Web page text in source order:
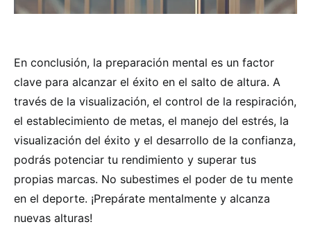
En conclusión, la preparación mental es un factor
clave para alcanzar el éxito en el salto de altura. A
través de la visualización, el control de la respiración,
el establecimiento de metas, el manejo del estrés, la
visualización del éxito y el desarrollo de la confianza,
podrás potenciar tu rendimiento y superar tus
propias marcas. No subestimes el poder de tu mente
en el deporte. ¡Prepárate mentalmente y alcanza
nuevas alturas!